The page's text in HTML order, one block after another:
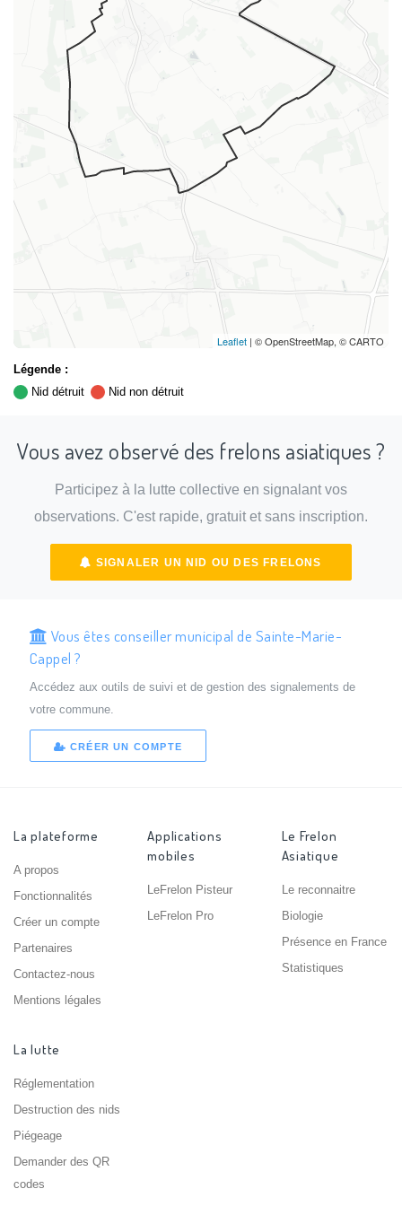
Leaflet | © OpenStreetMap, © CARTO
Légende :
Nid détruit
Nid non détruit
Vous avez observé des frelons asiatiques ?
Participez à la lutte collective en signalant vos
observations. C'est rapide, gratuit et sans inscription.
SIGNALER UN NID OU DES FRELONS
Vous êtes conseiller municipal de Sainte-Marie-
Cappel ?
Accédez aux outils de suivi et de gestion des signalements de
votre commune.
CRÉER UN COMPTE
La plateforme
A propos
Fonctionnalités
Créer un compte
Partenaires
Contactez-nous
Mentions légales
Applications
mobiles
LeFrelon Pisteur
LeFrelon Pro
Le Frelon
Asiatique
Le reconnaitre
Biologie
Présence en France
Statistiques
La lutte
Réglementation
Destruction des nids
Piégeage
Demander des QR
codes